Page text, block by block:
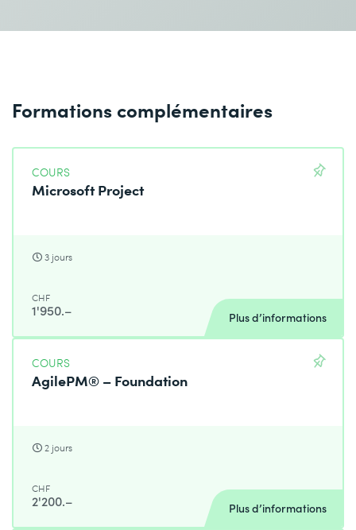
Formations complémentaires
COURS
Microsoft Project
3 jours
CHF
1'950.– Plus d’informations
COURS
AgilePM® – Foundation
2 jours
CHF
2'200.– Plus d’informations